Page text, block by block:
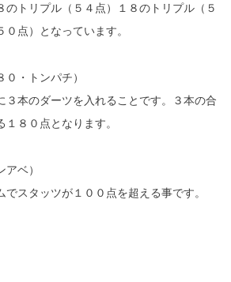
のトリプル（５４点）１８のトリプル（５
０点）となっています。
０・トンパチ）
３本のダーツを入れることです。３本の合
８０点となります。
ベ）
でスタッツが１００点を超える事です。